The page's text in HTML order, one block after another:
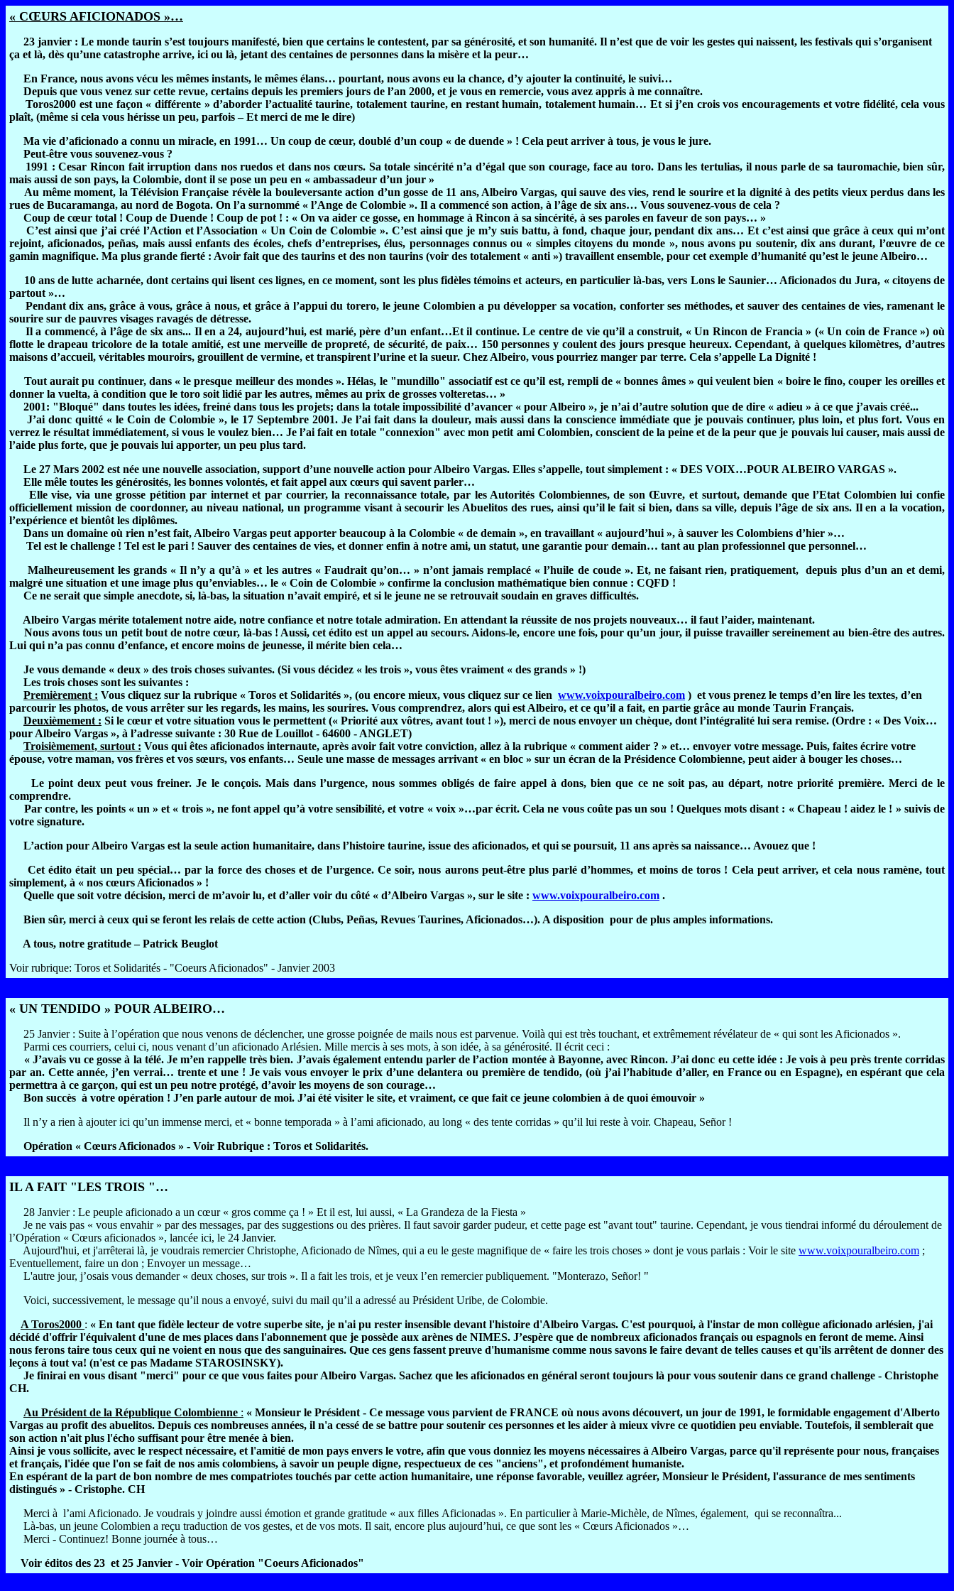
« CŒURS AFICIONADOS »…
23 janvier : Le monde taurin s’est toujours manifesté, bien que certains le contestent, par sa générosité, et son humanité. Il n’est que de voir les gestes qui naissent, les festivals qui s’organisent
ça et là, dès qu’une catastrophe arrive, ici ou là, jetant des centaines de personnes dans la misère et la peur…
En France, nous avons vécu les mêmes instants, le mêmes élans… pourtant, nous avons eu la chance, d’y ajouter la continuité, le suivi…
Depuis que vous venez sur cette revue, certains depuis les premiers jours de l’an 2000, et je vous en remercie, vous avez appris à me connaître.
Toros2000 est une façon « différente » d’aborder l’actualité taurine, totalement taurine, en restant humain, totalement humain… Et si j’en crois vos encouragements et votre fidélité, cela vous
plaît, (même si cela vous hérisse un peu, parfois – Et merci de me le dire)
Ma vie d’aficionado a connu un miracle, en 1991… Un coup de cœur, doublé d’un coup « de duende » ! Cela peut arriver à tous, je vous le jure.
Peut-être vous souvenez-vous ?
1991 : Cesar Rincon fait irruption dans nos ruedos et dans nos cœurs. Sa totale sincérité n’a d’égal que son courage, face au toro. Dans les tertulias, il nous parle de sa tauromachie, bien sûr,
mais aussi de son pays, la Colombie, dont il se pose un peu en « ambassadeur d’un jour »
Au même moment, la Télévision Française révèle la bouleversante action d’un gosse de 11 ans, Albeiro Vargas, qui sauve des vies, rend le sourire et la dignité à des petits vieux perdus dans les
rues de Bucaramanga, au nord de Bogota. On l’a surnommé « l’Ange de Colombie ». Il a commencé son action, à l’âge de six ans… Vous souvenez-vous de cela ?
Coup de cœur total ! Coup de Duende ! Coup de pot ! : « On va aider ce gosse, en hommage à Rincon à sa sincérité, à ses paroles en faveur de son pays… »
C’est ainsi que j’ai créé l’Action et l’Association « Un Coin de Colombie ». C’est ainsi que je m’y suis battu, à fond, chaque jour, pendant dix ans… Et c’est ainsi que grâce à ceux qui m’ont
rejoint, aficionados, peñas, mais aussi enfants des écoles, chefs d’entreprises, élus, personnages connus ou « simples citoyens du monde », nous avons pu soutenir, dix ans durant, l’œuvre de ce
gamin magnifique. Ma plus grande fierté : Avoir fait que des taurins et des non taurins (voir des totalement « anti ») travaillent ensemble, pour cet exemple d’humanité qu’est le jeune Albeiro…
10 ans de lutte acharnée, dont certains qui lisent ces lignes, en ce moment, sont les plus fidèles témoins et acteurs, en particulier là-bas, vers Lons le Saunier… Aficionados du Jura, « citoyens de
partout »…
Pendant dix ans, grâce à vous, grâce à nous, et grâce à l’appui du torero, le jeune Colombien a pu développer sa vocation, conforter ses méthodes, et sauver des centaines de vies, ramenant le
sourire sur de pauvres visages ravagés de détresse.
Il a commencé, à l’âge de six ans... Il en a 24, aujourd’hui, est marié, père d’un enfant…Et il continue. Le centre de vie qu’il a construit, « Un Rincon de Francia » (« Un coin de France ») où
flotte le drapeau tricolore de la totale amitié, est une merveille de propreté, de sécurité, de paix… 150 personnes y coulent des jours presque heureux. Cependant, à quelques kilomètres, d’autres
maisons d’accueil, véritables mouroirs, grouillent de vermine, et transpirent l’urine et la sueur. Chez Albeiro, vous pourriez manger par terre. Cela s’appelle La Dignité !
Tout aurait pu continuer, dans « le presque meilleur des mondes ». Hélas, le "mundillo" associatif est ce qu’il est, rempli de « bonnes âmes » qui veulent bien « boire le fino, couper les oreilles et
donner la vuelta, à condition que le toro soit lidié par les autres, mêmes au prix de grosses volteretas… »
2001: "Bloqué" dans toutes les idées, freiné dans tous les projets; dans la totale impossibilité d’avancer « pour Albeiro », je n’ai d’autre solution que de dire « adieu » à ce que j’avais créé...
J’ai donc quitté « le Coin de Colombie », le 17 Septembre 2001. Je l’ai fait dans la douleur, mais aussi dans la conscience immédiate que je pouvais continuer, plus loin, et plus fort. Vous en
verrez le résultat immédiatement, si vous le voulez bien… Je l’ai fait en totale "connexion" avec mon petit ami Colombien, conscient de la peine et de la peur que je pouvais lui causer, mais aussi de
l’aide plus forte, que je pouvais lui apporter, un peu plus tard.
Le 27 Mars 2002 est née une nouvelle association, support d’une nouvelle action pour Albeiro Vargas. Elles s’appelle, tout simplement : « DES VOIX…POUR ALBEIRO VARGAS ».
Elle mêle toutes les générosités, les bonnes volontés, et fait appel aux cœurs qui savent parler…
Elle vise, via une grosse pétition par internet et par courrier, la reconnaissance totale, par les Autorités Colombiennes, de son Œuvre, et surtout, demande que l’Etat Colombien lui confie
officiellement mission de coordonner, au niveau national, un programme visant à secourir les Abuelitos des rues, ainsi qu’il le fait si bien, dans sa ville, depuis l’âge de six ans. Il en a la vocation,
l’expérience et bientôt les diplômes.
Dans un domaine où rien n’est fait, Albeiro Vargas peut apporter beaucoup à la Colombie « de demain », en travaillant « aujourd’hui », à sauver les Colombiens d’hier »…
Tel est le challenge ! Tel est le pari ! Sauver des centaines de vies, et donner enfin à notre ami, un statut, une garantie pour demain… tant au plan professionnel que personnel…
Malheureusement les grands « Il n’y a qu’à » et les autres « Faudrait qu’on… » n’ont jamais remplacé « l’huile de coude ». Et, ne faisant rien, pratiquement, depuis plus d’un an et demi,
malgré une situation et une image plus qu’enviables… le « Coin de Colombie » confirme la conclusion mathématique bien connue : CQFD !
Ce ne serait que simple anecdote, si, là-bas, la situation n’avait empiré, et si le jeune ne se retrouvait soudain en graves difficultés.
Albeiro Vargas mérite totalement notre aide, notre confiance et notre totale admiration. En attendant la réussite de nos projets nouveaux… il faut l’aider, maintenant.
Nous avons tous un petit bout de notre cœur, là-bas ! Aussi, cet édito est un appel au secours. Aidons-le, encore une fois, pour qu’un jour, il puisse travailler sereinement au bien-être des autres.
Lui qui n’a pas connu d’enfance, et encore moins de jeunesse, il mérite bien cela…
Je vous demande « deux » des trois choses suivantes. (Si vous décidez « les trois », vous êtes vraiment « des grands » !)
Les trois choses sont les suivantes :
Premièrement : Vous cliquez sur la rubrique « Toros et Solidarités », (ou encore mieux, vous cliquez sur ce lien www.voixpouralbeiro.com ) et vous prenez le temps d’en lire les textes, d’en
parcourir les photos, de vous arrêter sur les regards, les mains, les sourires. Vous comprendrez, alors qui est Albeiro, et ce qu’il a fait, en partie grâce au monde Taurin Français.
Deuxièmement : Si le cœur et votre situation vous le permettent (« Priorité aux vôtres, avant tout ! »), merci de nous envoyer un chèque, dont l’intégralité lui sera remise. (Ordre : « Des Voix…
pour Albeiro Vargas », à l’adresse suivante : 30 Rue de Louillot - 64600 - ANGLET)
Troisièmement, surtout : Vous qui êtes aficionados internaute, après avoir fait votre conviction, allez à la rubrique « comment aider ? » et… envoyer votre message. Puis, faites écrire votre
épouse, votre maman, vos frères et vos sœurs, vos enfants… Seule une masse de messages arrivant « en bloc » sur un écran de la Présidence Colombienne, peut aider à bouger les choses…
Le point deux peut vous freiner. Je le conçois. Mais dans l’urgence, nous sommes obligés de faire appel à dons, bien que ce ne soit pas, au départ, notre priorité première. Merci de le
comprendre.
Par contre, les points « un » et « trois », ne font appel qu’à votre sensibilité, et votre « voix »…par écrit. Cela ne vous coûte pas un sou ! Quelques mots disant : « Chapeau ! aidez le ! » suivis de
votre signature.
L’action pour Albeiro Vargas est la seule action humanitaire, dans l’histoire taurine, issue des aficionados, et qui se poursuit, 11 ans après sa naissance… Avouez que !
Cet édito était un peu spécial… par la force des choses et de l’urgence. Ce soir, nous aurons peut-être plus parlé d’hommes, et moins de toros ! Cela peut arriver, et cela nous ramène, tout
simplement, à « nos cœurs Aficionados » !
Quelle que soit votre décision, merci de m’avoir lu, et d’aller voir du côté « d’Albeiro Vargas », sur le site : www.voixpouralbeiro.com .
Bien sûr, merci à ceux qui se feront les relais de cette action (Clubs, Peñas, Revues Taurines, Aficionados…). A disposition pour de plus amples informations.
A tous, notre gratitude – Patrick Beuglot
Voir rubrique: Toros et Solidarités - "Coeurs Aficionados" - Janvier 2003
« UN TENDIDO » POUR ALBEIRO…
25 Janvier : Suite à l’opération que nous venons de déclencher, une grosse poignée de mails nous est parvenue. Voilà qui est très touchant, et extrêmement révélateur de « qui sont les Aficionados ».
Parmi ces courriers, celui ci, nous venant d’un aficionado Arlésien. Mille mercis à ses mots, à son idée, à sa générosité. Il écrit ceci :
« J’avais vu ce gosse à la télé. Je m’en rappelle très bien. J’avais également entendu parler de l’action montée à Bayonne, avec Rincon. J’ai donc eu cette idée : Je vois à peu près trente corridas
par an. Cette année, j’en verrai… trente et une ! Je vais vous envoyer le prix d’une delantera ou première de tendido, (où j’ai l’habitude d’aller, en France ou en Espagne), en espérant que cela
permettra à ce garçon, qui est un peu notre protégé, d’avoir les moyens de son courage…
Bon succès à votre opération ! J’en parle autour de moi. J’ai été visiter le site, et vraiment, ce que fait ce jeune colombien à de quoi émouvoir »
Il n’y a rien à ajouter ici qu’un immense merci, et « bonne temporada » à l’ami aficionado, au long « des tente corridas » qu’il lui reste à voir. Chapeau, Señor !
Opération « Cœurs Aficionados » - Voir Rubrique : Toros et Solidarités.
IL A FAIT "LES TROIS "…
28 Janvier : Le peuple aficionado a un cœur « gros comme ça ! » Et il est, lui aussi, « La Grandeza de la Fiesta »
Je ne vais pas « vous envahir » par des messages, par des suggestions ou des prières. Il faut savoir garder pudeur, et cette page est "avant tout" taurine. Cependant, je vous tiendrai informé du déroulement de
l’Opération « Cœurs aficionados », lancée ici, le 24 Janvier.
Aujourd'hui, et j'arrêterai là, je voudrais remercier Christophe, Aficionado de Nîmes, qui a eu le geste magnifique de « faire les trois choses » dont je vous parlais : Voir le site www.voixpouralbeiro.com ;
Eventuellement, faire un don ; Envoyer un message…
L'autre jour, j’osais vous demander « deux choses, sur trois ». Il a fait les trois, et je veux l’en remercier publiquement. "Monterazo, Señor! "
Voici, successivement, le message qu’il nous a envoyé, suivi du mail qu’il a adressé au Président Uribe, de Colombie.
A Toros2000 : « En tant que fidèle lecteur de votre superbe site, je n'ai pu rester insensible devant l'histoire d'Albeiro Vargas. C'est pourquoi, à l'instar de mon collègue aficionado arlésien, j'ai
décidé d'offrir l'équivalent d'une de mes places dans l'abonnement que je possède aux arènes de NIMES. J’espère que de nombreux aficionados français ou espagnols en feront de meme. Ainsi
nous ferons taire tous ceux qui ne voient en nous que des sanguinaires. Que ces gens fassent preuve d'humanisme comme nous savons le faire devant de telles causes et qu'ils arrêtent de donner des
leçons à tout va! (n'est ce pas Madame STAROSINSKY).
Je finirai en vous disant "merci" pour ce que vous faites pour Albeiro Vargas. Sachez que les aficionados en général seront toujours là pour vous soutenir dans ce grand challenge - Christophe
CH.
Au Président de la République Colombienne : « Monsieur le Président - Ce message vous parvient de FRANCE où nous avons découvert, un jour de 1991, le formidable engagement d'Alberto
Vargas au profit des abuelitos. Depuis ces nombreuses années, il n'a cessé de se battre pour soutenir ces personnes et les aider à mieux vivre ce quotidien peu enviable. Toutefois, il semblerait que
son action n'ait plus l'écho suffisant pour être menée à bien.
Ainsi je vous sollicite, avec le respect nécessaire, et l'amitié de mon pays envers le votre, afin que vous donniez les moyens nécessaires à Albeiro Vargas, parce qu'il représente pour nous, françaises
et français, l'idée que l'on se fait de nos amis colombiens, à savoir un peuple digne, respectueux de ces "anciens", et profondément humaniste.
En espérant de la part de bon nombre de mes compatriotes touchés par cette action humanitaire, une réponse favorable, veuillez agréer, Monsieur le Président, l'assurance de mes sentiments
distingués » - Cristophe. CH
Merci à l’ami Aficionado. Je voudrais y joindre aussi émotion et grande gratitude « aux filles Aficionadas ». En particulier à Marie-Michèle, de Nîmes, également, qui se reconnaîtra...
Là-bas, un jeune Colombien a reçu traduction de vos gestes, et de vos mots. Il sait, encore plus aujourd’hui, ce que sont les « Cœurs Aficionados »…
Merci - Continuez! Bonne journée à tous…
Voir éditos des 23 et 25 Janvier - Voir Opération "Coeurs Aficionados"